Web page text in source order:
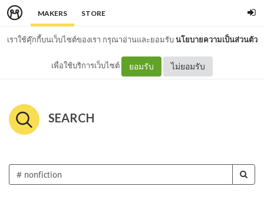
MAKERS STORE
เราใช้คุ๊กกี้บนเว็บไซต์ของเรา กรุณาอ่านและยอมรับนโยบายความเป็นส่วนตัว
เพื่อใช้บริการเว็บไซต์ ยอมรับ ไม่ยอมรับ
SEARCH